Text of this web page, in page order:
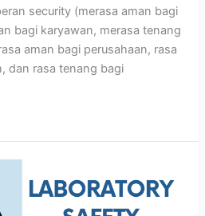
security (merasa aman bagi
bagi karyawan, merasa tenang
aman bagi perusahaan, rasa
dan rasa tenang bagi